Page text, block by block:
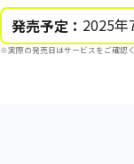
発売予定： 2025年
※実際の発売日はサービスをご確認く